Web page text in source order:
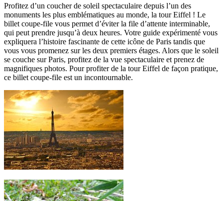
Profitez d’un coucher de soleil spectaculaire depuis l’un des
monuments les plus emblématiques au monde, la tour Eiffel ! Le
billet coupe-file vous permet d’éviter la file d’attente interminable,
qui peut prendre jusqu’à deux heures. Votre guide expérimenté vous
expliquera l’histoire fascinante de cette icône de Paris tandis que
vous vous promenez sur les deux premiers étages. Alors que le soleil
se couche sur Paris, profitez de la vue spectaculaire et prenez de
magnifiques photos. Pour profiter de la tour Eiffel de façon pratique,
ce billet coupe-file est un incontournable.